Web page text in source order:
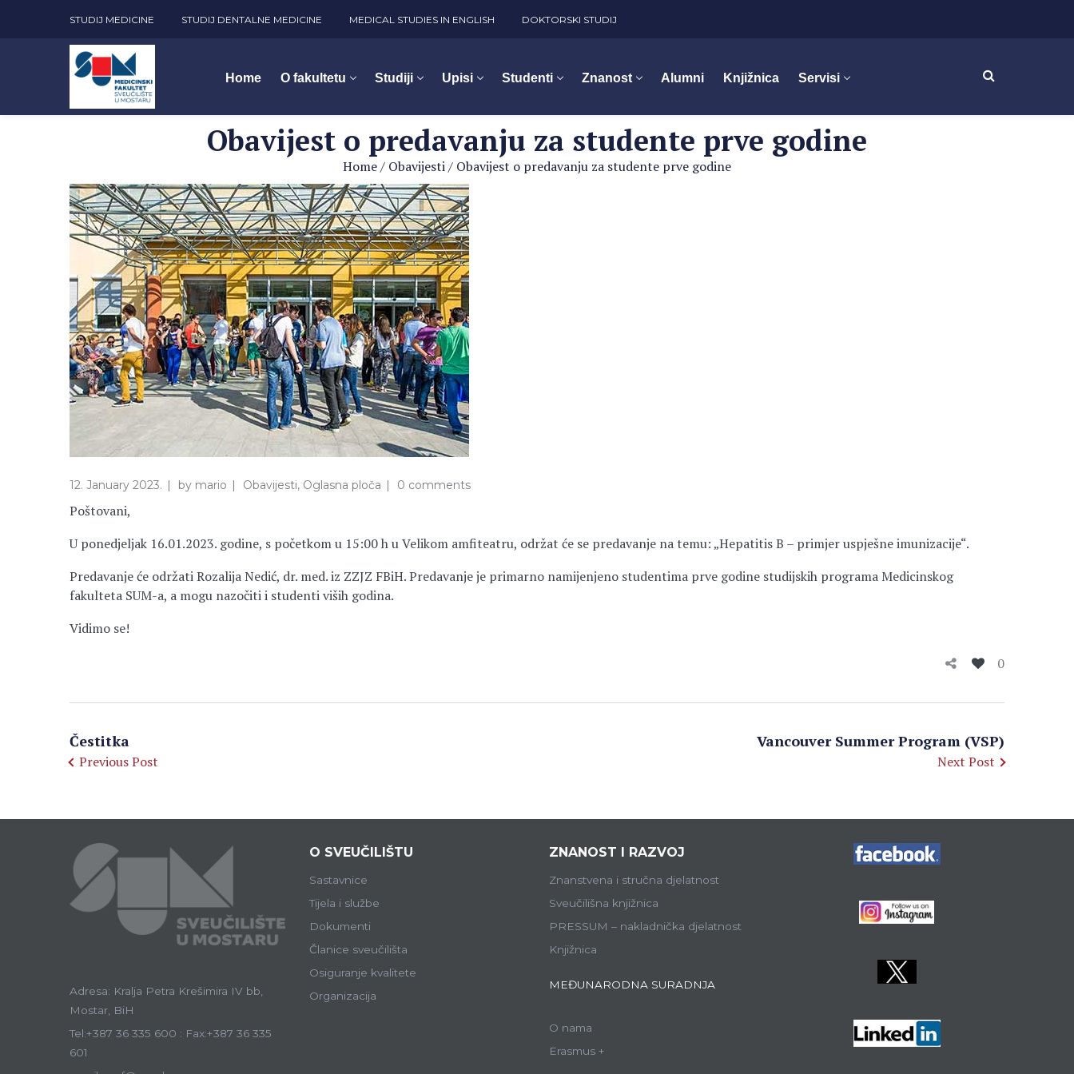
STUDIJ MEDICINE STUDIJ DENTALNE MEDICINE MEDICAL STUDIES IN ENGLISH DOKTORSKI STUDIJ
Home O fakultetu Studiji Upisi Studenti Znanost Alumni Knjižnica Servisi
Obavijest o predavanju za studente prve godine
Home/ Obavijesti/ Obavijest o predavanju za studente prve godine
12. January 2023. by mario Obavijesti, Oglasna ploča 0 comments
Poštovani,
U ponedjeljak 16.01.2023. godine, s početkom u 15:00 h u Velikom amfiteatru, održat će se predavanje na temu: „Hepatitis B – primjer uspješne imunizacije“.
Predavanje će održati Rozalija Nedić, dr. med. iz ZZJZ FBiH. Predavanje je primarno namijenjeno studentima prve godine studijskih programa Medicinskog
fakulteta SUM-a, a mogu nazočiti i studenti viših godina.
Vidimo se!
0
Čestitka
Previous Post
Vancouver Summer Program (VSP)
Next Post
Adresa: Kralja Petra Krešimira IV bb,
Mostar, BiH
Tel:+387 36 335 600 : Fax:+387 36 335
601
O SVEUČILIŠTU
Sastavnice
Tijela i službe
Dokumenti
Članice sveučilišta
Osiguranje kvalitete
Organizacija
ZNANOST I RAZVOJ
Znanstvena i stručna djelatnost
Sveučilišna knjižnica
PRESSUM – nakladnička djelatnost
Knjižnica
MEĐUNARODNA SURADNJA
O nama
Erasmus +